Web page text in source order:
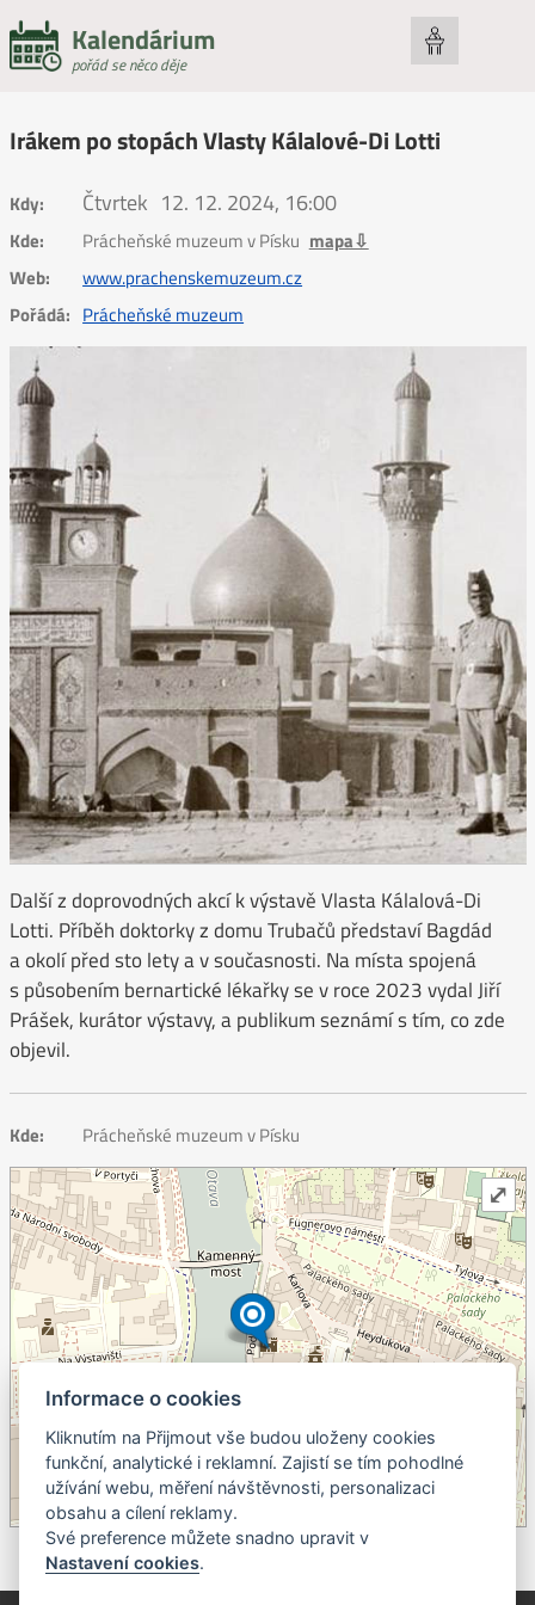
Kalendárium
pořád se něco děje
Irákem po stopách Vlasty Kálalové-Di Lotti
Kdy: Čtvrtek 12. 12. 2024, 16:00
Kde: Prácheňské muzeum v Písku mapa⇩
Web:
www.prachenskemuzeum.cz
Pořádá: Prácheňské muzeum
Další z doprovodných akcí k výstavě Vlasta Kálalová-Di
Lotti. Příběh doktorky z domu Trubačů představí Bagdád
a okolí před sto lety a v současnosti. Na místa spojená
s působením bernartické lékařky se v roce 2023 vydal Jiří
Prášek, kurátor výstavy, a publikum seznámí s tím, co zde
objevil.
Kde: Prácheňské muzeum v Písku
©OpenStreetMapcontributors.
⤢
Informace o cookies
Kliknutím na Přijmout vše budou uloženy cookies
funkční, analytické i reklamní. Zajistí se tím pohodlné
užívání webu, měření návštěvnosti, personalizaci
obsahu a cílení reklamy.
Své preference můžete snadno upravit v
Nastavení cookies.